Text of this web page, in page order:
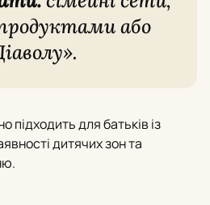
або
підходить для батьків із
дитячих зон та